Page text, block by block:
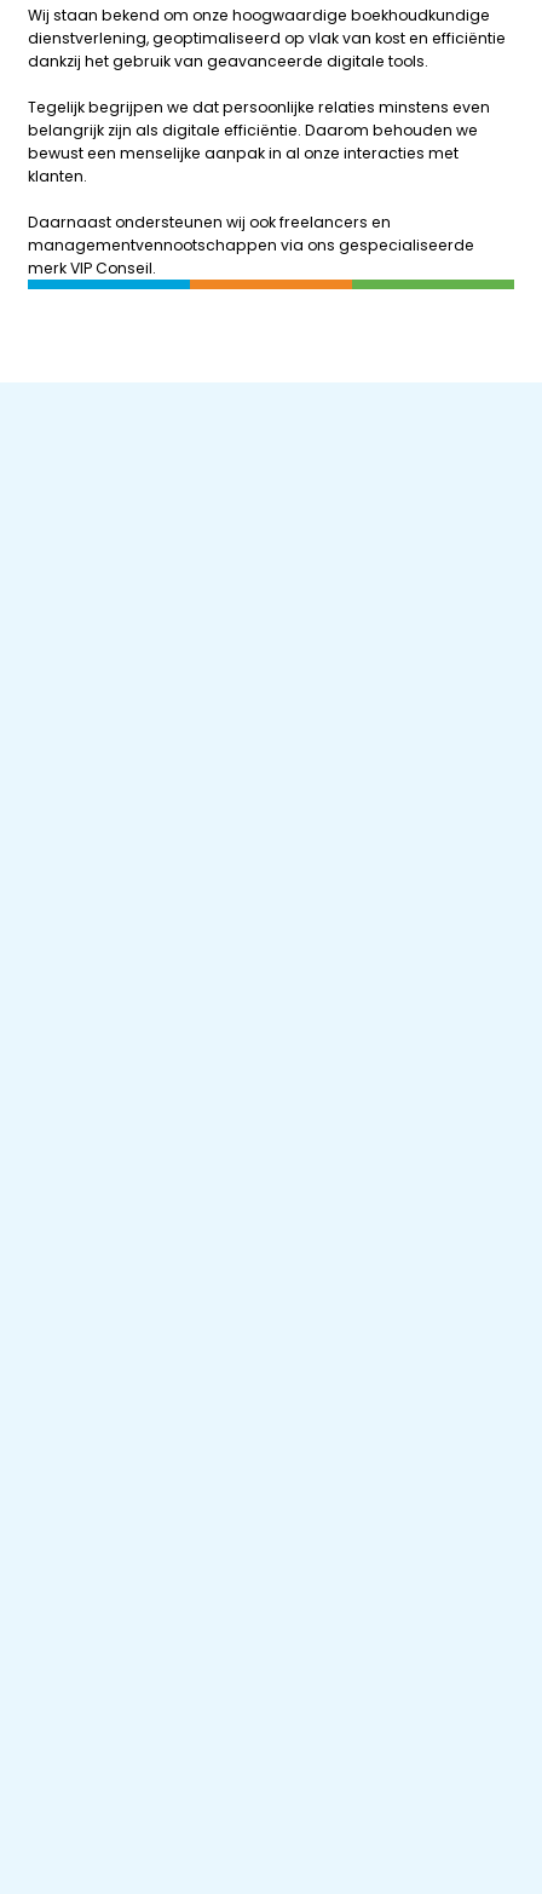
Wij staan bekend om onze hoogwaardige boekhoudkundige
dienstverlening, geoptimaliseerd op vlak van kost en efficiëntie
dankzij het gebruik van geavanceerde digitale tools.
Tegelijk begrijpen we dat persoonlijke relaties minstens even
belangrijk zijn als digitale efficiëntie. Daarom behouden we
bewust een menselijke aanpak in al onze interacties met
klanten.
Daarnaast ondersteunen wij ook freelancers en
managementvennootschappen via ons gespecialiseerde
merkVIP Conseil.